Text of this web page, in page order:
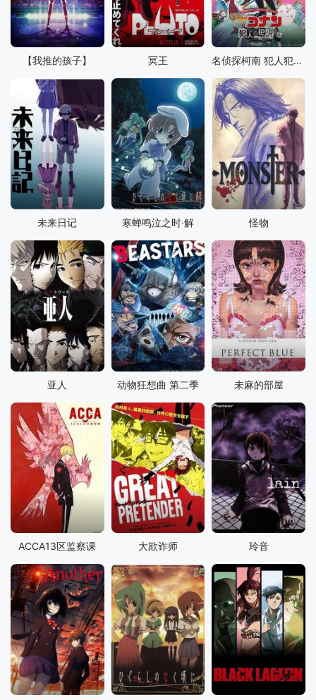
【我推的孩子】 冥王 名侦探柯南 犯人犯泽先生
未来日记 寒蝉鸣泣之时·解 怪物
亚人 动物狂想曲 第二季 未麻的部屋
ACCA13区监察课 大欺诈师 玲音